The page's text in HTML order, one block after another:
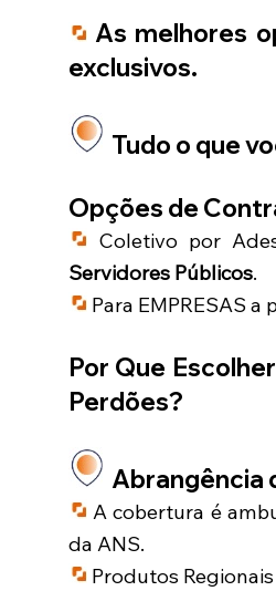
As melhores
exclusivos.
Tudo o que
Opções de
Coletivo por
Servidores Públicos.
Para EMPRESAS a
Por Que
Perdões?
Abrangência
A cobertura é
da ANS.
Produtos Regionais